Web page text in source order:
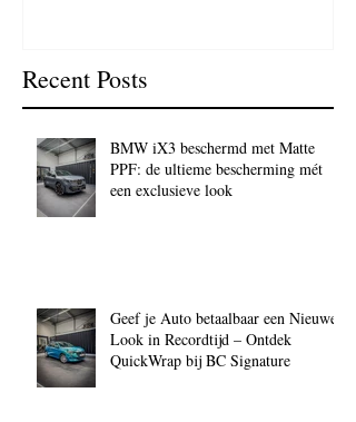
Recent Posts
BMW iX3 beschermd met Matte
PPF: de ultieme bescherming mét
een exclusieve look
Geef je Auto betaalbaar een Nieuwe
Look in Recordtijd – Ontdek
QuickWrap bij BC Signature